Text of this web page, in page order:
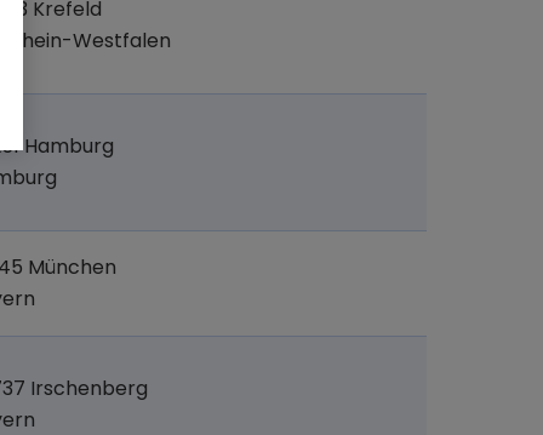
Krefeld
Westfalen
Hamburg
München
Irschenberg